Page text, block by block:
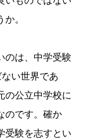
。
のは、中学受験
い世界であ
の公立中学校に
のです。確か
受験を志すとい